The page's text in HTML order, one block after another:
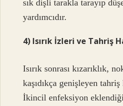
sık dişli tarakla tarayıp
yardımcıdır.
4) Isırık İzleri ve Tahriş
Isırık sonrası kızarıklık,
kaşıdıkça genişleyen
İkincil enfeksiyon